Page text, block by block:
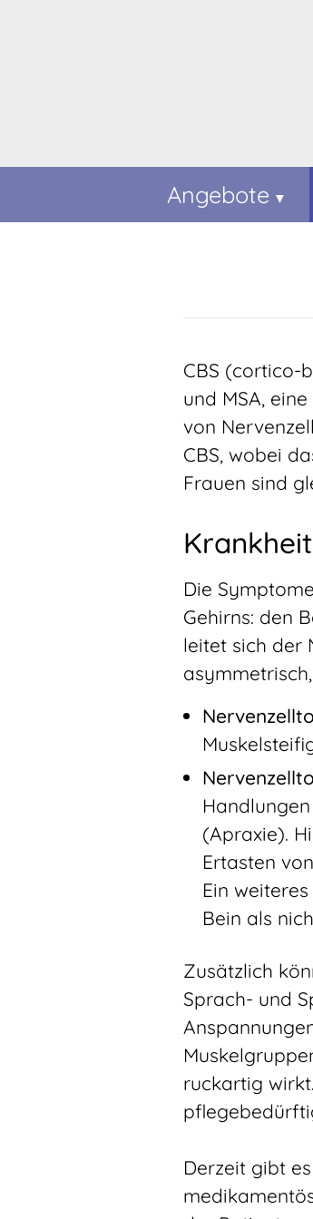
Angebote
CBS (cortico-
und MSA,
von
CBS, wobei
Frauen sind
Die
Gehirns: den
leitet sich der
(Apraxie).
Ertasten
Ein
Bein als
Zusätzlich
Sprach- und
ruckartig
Derzeit gibt